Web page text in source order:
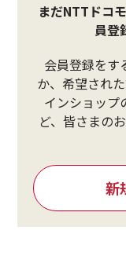
まだNTTドコ
員登
会員登録をす
か、希望され
インショップ
ど、皆さまの
新